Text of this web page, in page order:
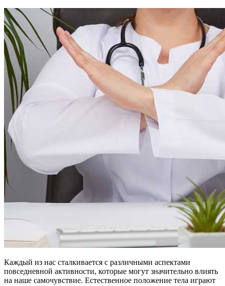
Каждый из нас сталкивается с различными аспектами
повседневной активности, которые могут значительно влиять
на наше самочувствие. Естественное положение тела играют